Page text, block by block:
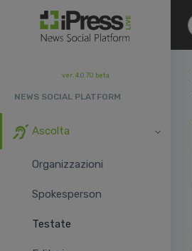
ver. 4.0.70 beta
NEWS SOCIAL PLATFORM
Ascolta
Organizzazioni
Spokesperson
Testate